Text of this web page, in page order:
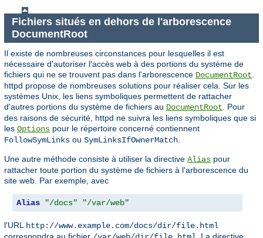
Fichiers situés en dehors de l'arborescence
DocumentRoot
Il existe de nombreuses circonstances pour lesquelles il est
nécessaire d'autoriser l'accès web à des portions du système de
fichiers qui ne se trouvent pas dans l'arborescence DocumentRoot
httpd propose de nombreuses solutions pour réaliser cela. Sur les
systèmes Unix, les liens symboliques permettent de rattacher
d'autres portions du système de fichiers au DocumentRoot . Pour
des raisons de sécurité, httpd ne suivra les liens symboliques que si
les Options pour le répertoire concerné contiennent
FollowSymLinks ou SymLinksIfOwnerMatch
Une autre méthode consiste à utiliser la directive Alias pour
rattacher toute portion du système de fichiers à l'arborescence du
site web. Par exemple, avec
Alias "/docs" "/var/web"
l'URL http://www.example.com/docs/dir/file.html
correspondra au fichier
. La directive